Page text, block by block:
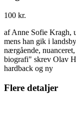
100 kr.
af Anne Sofie Kragh,
mens han gik i
nærgående,
biografi" skrev Olav
hardback og ny
Flere detaljer